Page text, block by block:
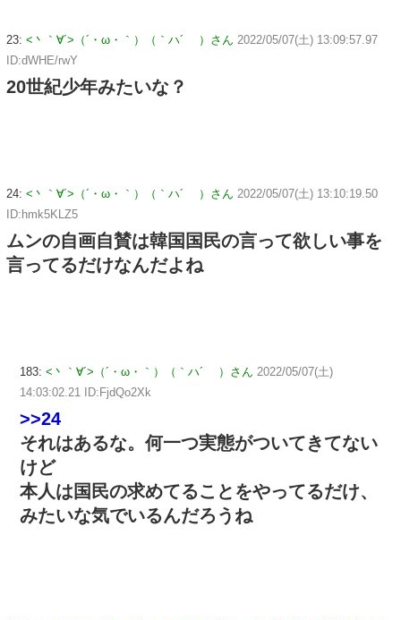
23: <丶｀∀´>（´・ω・｀）（｀ハ´ ）さん 2022/05/07(土) 13:09:57.97
ID:dWHE/rwY
20世紀少年みたいな？
24: <丶｀∀´>（´・ω・｀）（｀ハ´ ）さん 2022/05/07(土) 13:10:19.50
ID:hmk5KLZ5
ムンの自画自賛は韓国国民の言って欲しい事を
言ってるだけなんだよね
183: <丶｀∀´>（´・ω・｀）（｀ハ´ ）さん 2022/05/07(土)
14:03:02.21 ID:FjdQo2Xk
>>24
それはあるな。何一つ実態がついてきてない
けど
本人は国民の求めてることをやってるだけ、
みたいな気でいるんだろうね